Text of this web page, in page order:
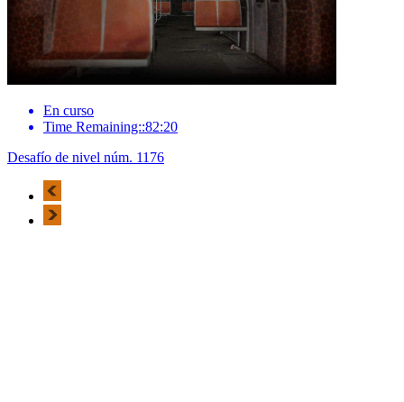
En curso
Time Remaining::82:20
Desafío de nivel núm. 1176